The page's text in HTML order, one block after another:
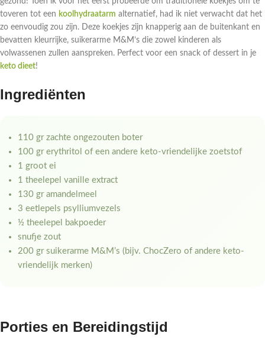
toveren tot een koolhydraatarm alternatief, had ik niet verwacht dat het
zo eenvoudig zou zijn. Deze koekjes zijn knapperig aan de buitenkant en
bevatten kleurrijke, suikerarme M&M’s die zowel kinderen als
volwassenen zullen aanspreken. Perfect voor een snack of dessert in je
keto dieet!
Ingrediënten
110 gr zachte ongezouten boter
100 gr erythritol of een andere keto-vriendelijke zoetstof
1 groot ei
1 theelepel vanille extract
130 gr amandelmeel
3 eetlepels psylliumvezels
½ theelepel bakpoeder
snufje zout
200 gr suikerarme M&M’s (bijv. ChocZero of andere keto-
vriendelijk merken)
Porties en Bereidingstijd